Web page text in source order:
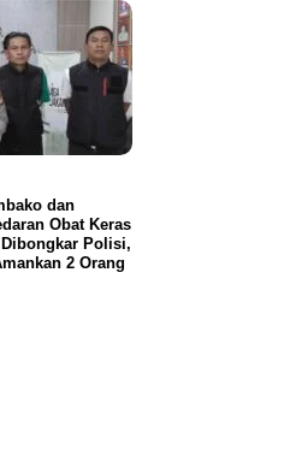
dan
Obat Keras
Dibongkar Polisi,
2 Orang